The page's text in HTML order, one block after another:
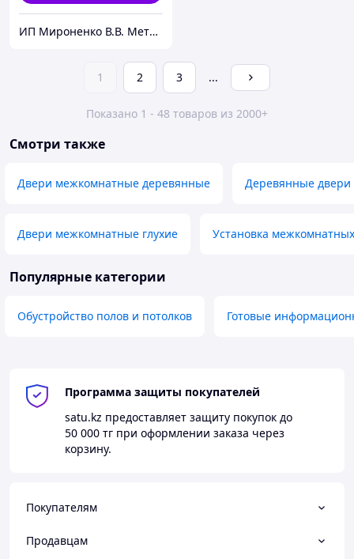
ИП Мироненко В.В. Металлические и межкомнатные двери
1 2 3 ...
Показано 1 - 48 товаров из 2000+
Смотри также
Двери межкомнатные деревянные Деревянные двери
Двери межкомнатные глухие Установка
Популярные категории
Обустройство полов и потолков Готовые
Программа защиты покупателей
satu.kz предоставляет защиту покупок до
50 000 тг при оформлении заказа через
корзину.
Покупателям
Продавцам